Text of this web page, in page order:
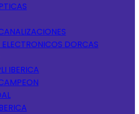
DORCAS
IBERICA